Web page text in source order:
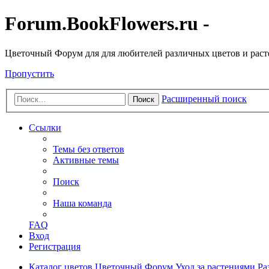
Forum.BookFlowers.ru -
Цветочный Форум для для любителей различных цветов и
Пропустить
Поиск Расширенный поиск
Ссылки
Темы без ответов
Активные темы
Поиск
Наша команда
FAQ
Вход
Регистрация